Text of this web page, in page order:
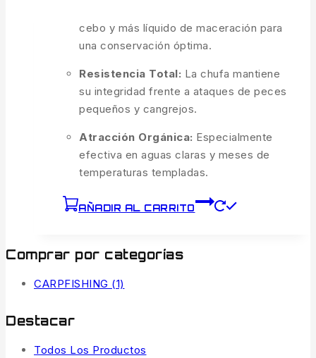
cebo y más líquido de maceración para
una conservación óptima.
Resistencia Total: La chufa mantiene
su integridad frente a ataques de peces
pequeños y cangrejos.
Atracción Orgánica: Especialmente
efectiva en aguas claras y meses de
temperaturas templadas.
AÑADIR AL CARRITO
Comprar por categorías
CARPFISHING (1)
Destacar
Todos Los Productos